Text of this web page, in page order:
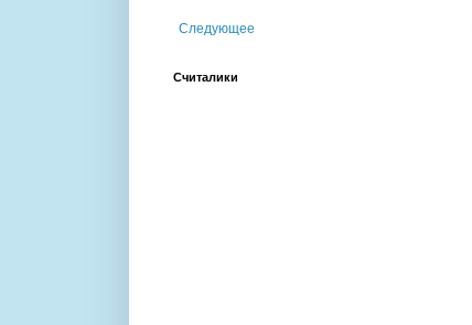
Следующее
Считалики